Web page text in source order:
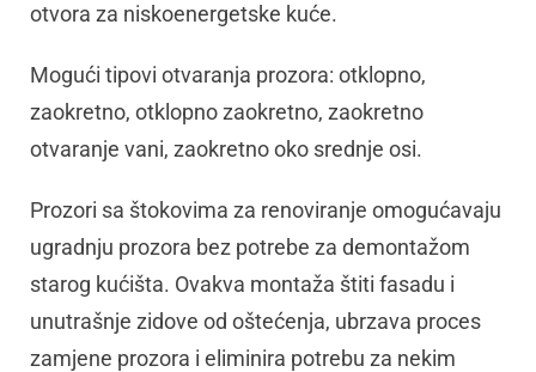
otvora za niskoenergetske kuće.
Mogući tipovi otvaranja prozora: otklopno,
zaokretno, otklopno zaokretno, zaokretno
otvaranje vani, zaokretno oko srednje osi.
Prozori sa štokovima za renoviranje omogućavaju
ugradnju prozora bez potrebe za demontažom
starog kućišta. Ovakva montaža štiti fasadu i
unutrašnje zidove od oštećenja, ubrzava proces
zamjene prozora i eliminira potrebu za nekim